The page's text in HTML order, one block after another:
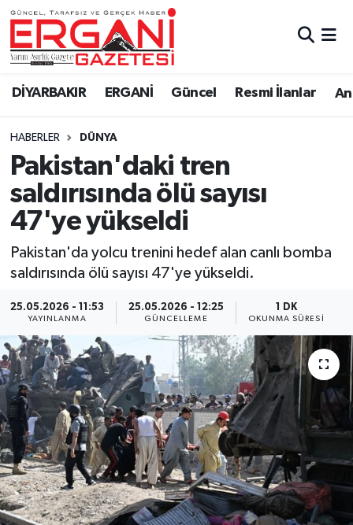
DİYARBAKIR ERGANİ Güncel Resmi İlanlar
HABERLER DÜNYA
Pakistan'daki tren
saldırısında ölü sayısı
47'ye yükseldi
Pakistan'da yolcu trenini hedef alan canlı bomba
saldırısında ölü sayısı 47'ye yükseldi.
25.05.2026 - 11:53
YAYINLANMA
25.05.2026 - 12:25
GÜNCELLEME
1 DK
OKUNMA SÜRESI
DİYARBAKIR
BİSMİL
BAĞLAR
ERGANİ
Güncel
Eği̇ti̇m
Resmi İlanlar
Sağlık
Si̇yaset
Spor
Yaşam
Anali̇z
Bi̇li̇m & Teknoloji̇
Dünya
Ergani Nöbetçi Eczaneler
Ergani Hava Durumu
Ergani Trafik Yoğunluk Haritası
Süper Lig Puan Durumu ve Fikstür
Tüm Manşetler
Son Dakika Haberleri
Haber Arşivi